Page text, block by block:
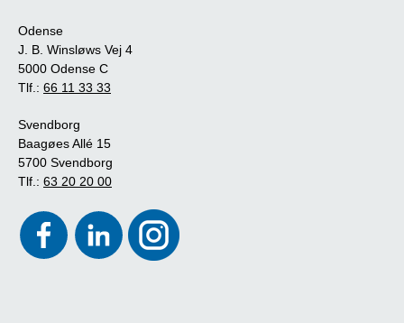
Odense
J. B. Winsløws Vej 4
5000 Odense C
Tlf.: 66 11 33 33
Svendborg
Baagøes Allé 15
5700 Svendborg
Tlf.: 63 20 20 00